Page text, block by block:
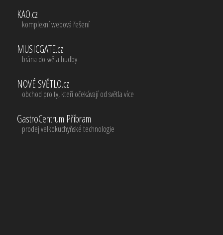
KAO.cz
komplexní webová řešení
MUSICGATE.cz
brána do světa hudby
NOVÉ SVĚTLO.cz
obchod pro ty, kteří očekávají od světla více
GastroCentrum Příbram
prodej velkokuchyňské technologie